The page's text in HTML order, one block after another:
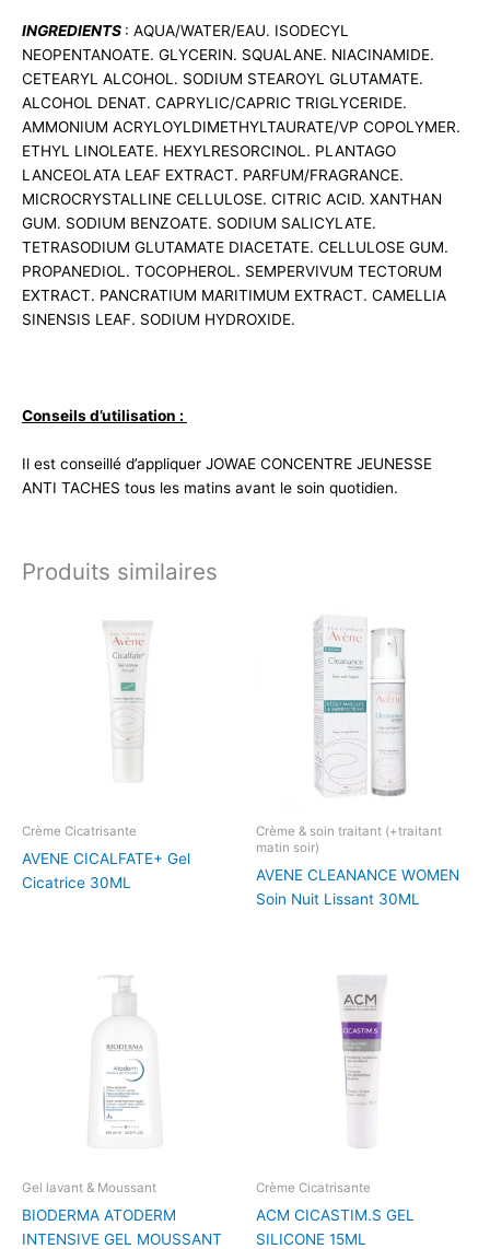
INGREDIENTS : AQUA/WATER/EAU. ISODECYL
NEOPENTANOATE. GLYCERIN. SQUALANE. NIACINAMIDE.
CETEARYL ALCOHOL. SODIUM STEAROYL GLUTAMATE.
ALCOHOL DENAT. CAPRYLIC/CAPRIC TRIGLYCERIDE.
AMMONIUM ACRYLOYLDIMETHYLTAURATE/VP COPOLYMER.
ETHYL LINOLEATE. HEXYLRESORCINOL. PLANTAGO
LANCEOLATA LEAF EXTRACT. PARFUM/FRAGRANCE.
MICROCRYSTALLINE CELLULOSE. CITRIC ACID. XANTHAN
GUM. SODIUM BENZOATE. SODIUM SALICYLATE.
TETRASODIUM GLUTAMATE DIACETATE. CELLULOSE GUM.
PROPANEDIOL. TOCOPHEROL. SEMPERVIVUM TECTORUM
EXTRACT. PANCRATIUM MARITIMUM EXTRACT. CAMELLIA
SINENSIS LEAF. SODIUM HYDROXIDE.
Conseils d’utilisation :
Il est conseillé d’appliquer JOWAE CONCENTRE JEUNESSE
ANTI TACHES tous les matins avant le soin quotidien.
Produits similaires
Crème Cicatrisante
AVENE CICALFATE+ Gel
Cicatrice 30ML
Crème & soin traitant (+traitant
matin soir)
AVENE CLEANANCE WOMEN
Soin Nuit Lissant 30ML
Gel lavant & Moussant
BIODERMA ATODERM
INTENSIVE GEL MOUSSANT
Crème Cicatrisante
ACM CICASTIM.S GEL
SILICONE 15ML